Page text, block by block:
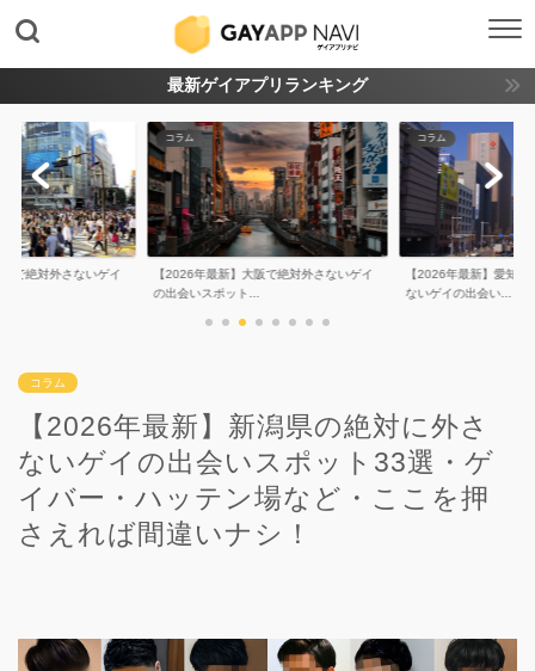
最新ゲイアプリランキング
で絶対外さないゲイ
コラム
【2026年最新】大阪で絶対外さないゲイ
の出会いスポット...
コラム
【2026年最新】愛知
ないゲイの出会い...
コラム
【2026年最新】新潟県の絶対に外さ
ないゲイの出会いスポット33選・ゲ
イバー・ハッテン場など・ここを押
さえれば間違いナシ！